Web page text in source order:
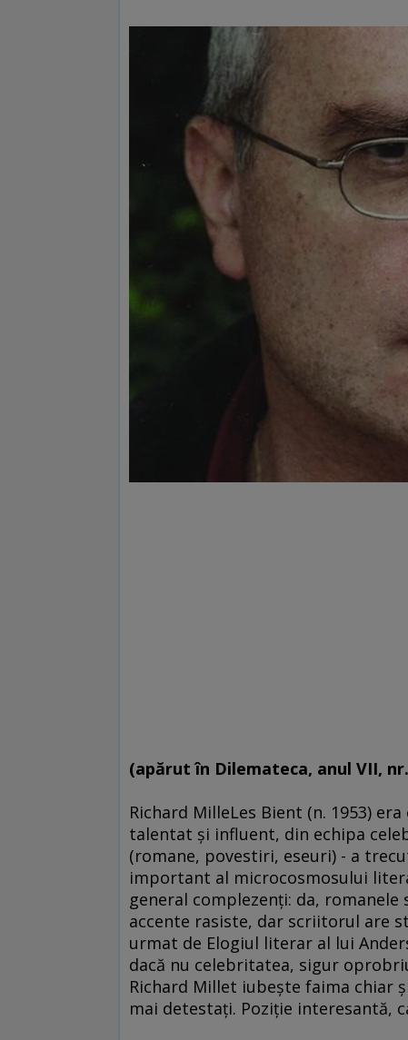
(apărut în Dilemateca, anul VII,
Richard MilleLes Bient (n. 1953)
talentat şi influent, din echipa
(romane, povestiri, eseuri) - a
important al microcosmosului
general complezenţi: da,
accente rasiste, dar scriitorul are
urmat de Elogiul literar al lui
dacă nu celebritatea, sigur
Richard Millet iubeşte faima chiar
mai detestaţi. Poziţie interesantă,